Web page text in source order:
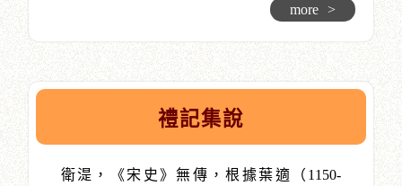
more >
禮記集說
衛湜，《宋史》無傳，根據葉適（1150-